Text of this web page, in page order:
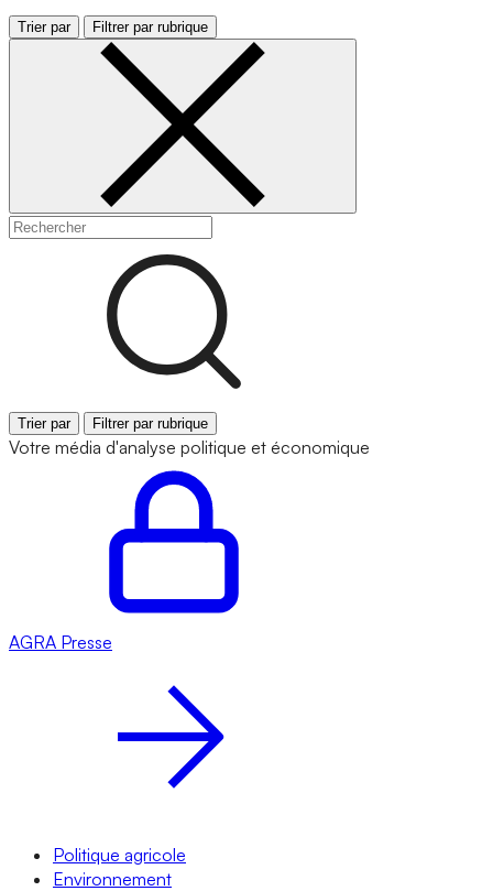
Trier par Filtrer par rubrique
Trier par Filtrer par rubrique
Votre média d'analyse politique et économique
AGRA Presse
Politique agricole
Environnement